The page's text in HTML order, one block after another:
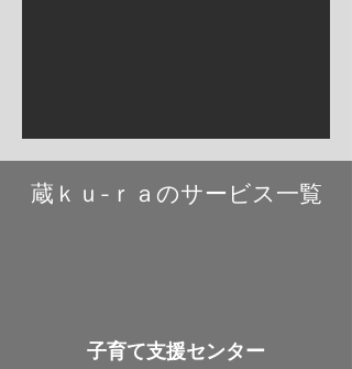
蔵ｋｕ-ｒａのサービス一覧
子育て支援センター